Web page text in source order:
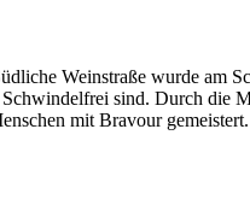
Weinstraße wurde am
sind. Durch
mit Bravour